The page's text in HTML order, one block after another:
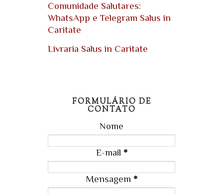
Comunidade Salutares:
WhatsApp e Telegram Salus in
Caritate
Livraria Salus in Caritate
FORMULÁRIO DE
CONTATO
Nome
E-mail *
Mensagem *